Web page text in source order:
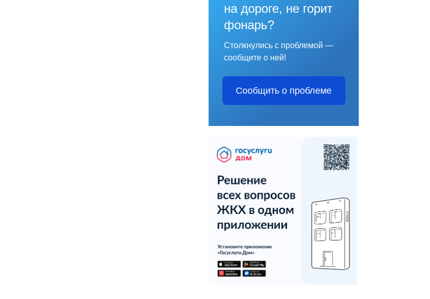
на дороге, не горит
фонарь?
Столкнулись с проблемой —
сообщите о ней!
Сообщить о проблеме